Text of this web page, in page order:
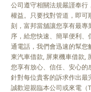
公司遵守相關法規嚴謹奉行
權益。只要找對管道，即
刻，富邦當舖讓您享有最專
序，給您快速、簡單便利
通電話，我們會迅速的幫
東汽車借款, 屏東機車借款,
您享有放心、信任、安心的
針對每位貴客的訴求作出最
誠歡迎親臨本公司或來電（